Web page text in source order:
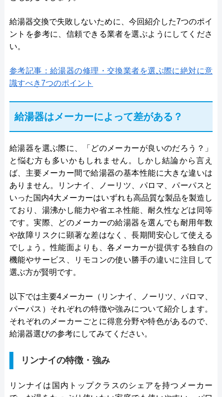
給湯器交換で失敗しないために、今回紹介した7つのポイ
ントを参考に、信頼できる業者を選ぶようにしてくださ
い。
参考記事：給湯器の修理・交換業者を選ぶ際に絶対に意
識すべき7つのポイント
給湯器はメーカーによって差がある？
給湯器を選ぶ際に、「どのメーカーが良いのだろう？」
と悩む方も多いかもしれません。しかし結論から言え
ば、主要メーカー間で給湯器の基本性能に大きな違いは
ありません。リンナイ、ノーリツ、パロマ、パーパスと
いった国内4大メーカーはいずれも高品質な製品を製造し
ており、湯沸かし能力や省エネ性能、耐久性などは同等
です。実際、どのメーカーの給湯器を選んでも耐用年数
や故障リスクに顕著な差はなく、長期間安心して使える
でしょう。性能面よりも、各メーカーが提供する独自の
機能やサービス、リモコンの使い勝手の違いに注目して
選ぶ方が賢明です。
以下では主要4メーカー（リンナイ、ノーリツ、パロマ、
パーパス）それぞれの特徴や強みについて紹介します。
それぞれのメーカーごとに得意分野や特色があるので、
給湯器選びの参考にしてみてください。
リンナイの特徴・強み
リンナイは国内トップクラスのシェアを持つメーカー